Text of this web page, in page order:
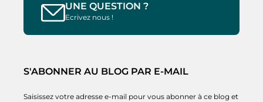
UNE QUESTION ?
Ecrivez nous !
S'ABONNER AU BLOG PAR E-MAIL
Saisissez votre adresse e-mail pour vous abonner à ce blog et